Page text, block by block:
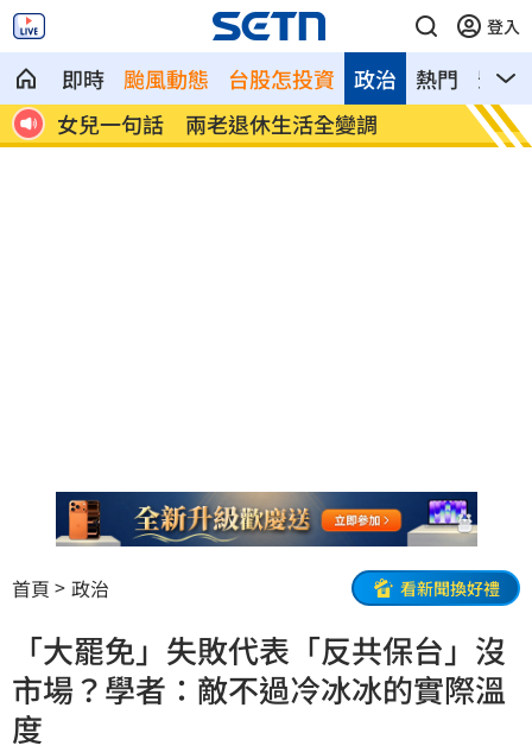
登入
即時 颱風動態 台股怎投資 熱門 影音
政治
記憶體產能全被大廠包下 驚人漲價潮來
襲
北美
元
首頁 政治 看新聞換好禮
「大罷免」失敗代表「反共保台」沒
市場？學者：敵不過冷冰冰的實際溫
度